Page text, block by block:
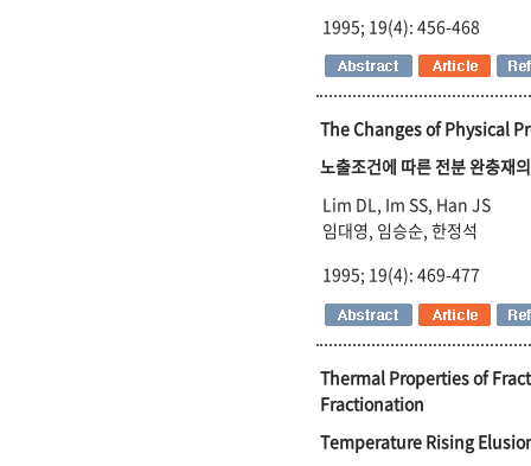
1995; 19(4): 456-468
The Changes of Physical
노출조건에 따른 전분 완충재
Lim DL, Im SS, Han JS
임대영, 임승순, 한정석
1995; 19(4): 469-477
Thermal Properties of
Fractionation
Temperature Rising Elusion